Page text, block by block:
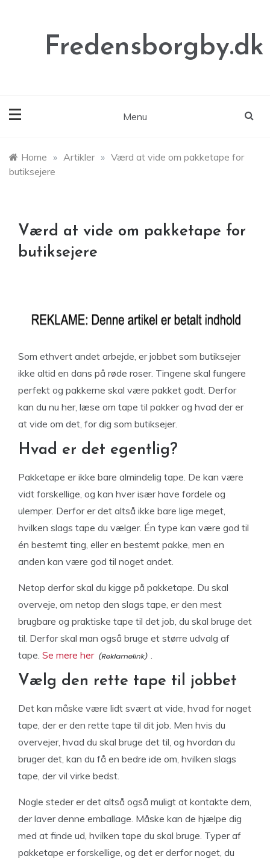
Fredensborgby.dk
Menu
Home » Artikler » Værd at vide om pakketape for
butiksejere
Værd at vide om pakketape for
butiksejere
Som ethvert andet arbejde, er jobbet som butiksejer
ikke altid en dans på røde roser. Tingene skal fungere
perfekt og pakkerne skal være pakket godt. Derfor
kan du nu her, læse om tape til pakker og hvad der er
at vide om det, for dig som butiksejer.
Hvad er det egentlig?
Pakketape er ikke bare almindelig tape. De kan være
vidt forskellige, og kan hver især have fordele og
ulemper. Derfor er det altså ikke bare lige meget,
hvilken slags tape du vælger. Én type kan være god til
én bestemt ting, eller en bestemt pakke, men en
anden kan være god til noget andet.
Netop derfor skal du kigge på pakketape. Du skal
overveje, om netop den slags tape, er den mest
brugbare og praktiske tape til det job, du skal bruge det
til. Derfor skal man også bruge et større udvalg af
tape. Se mere her .
Vælg den rette tape til jobbet
Det kan måske være lidt svært at vide, hvad for noget
tape, der er den rette tape til dit job. Men hvis du
overvejer, hvad du skal bruge det til, og hvordan du
bruger det, kan du få en bedre ide om, hvilken slags
tape, der vil virke bedst.
Nogle steder er det altså også muligt at kontakte dem,
der laver denne emballage. Måske kan de hjælpe dig
med at finde ud, hvilken tape du skal bruge. Typer af
pakketape er forskellige, og det er derfor noget, du